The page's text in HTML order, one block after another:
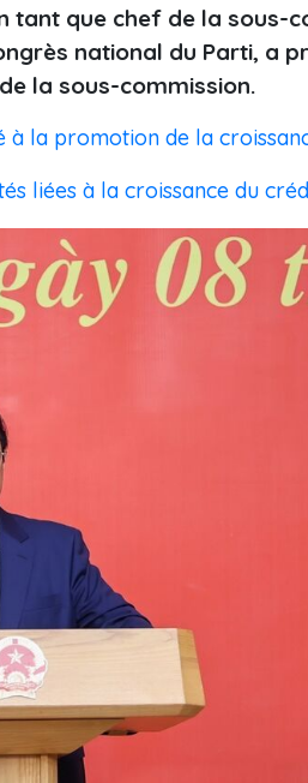
tant que chef de la sous-
national du Parti, a
la sous-commission.
la promotion de la
liées à la croissance du